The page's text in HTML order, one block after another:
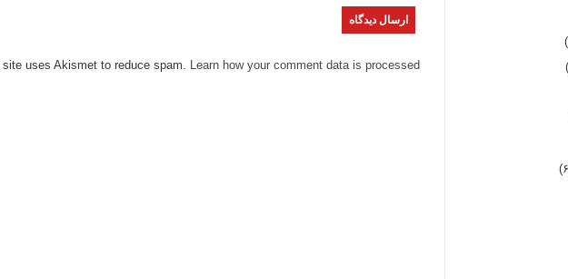
uses Akismet to reduce spam. Learn how your comment data is processed.